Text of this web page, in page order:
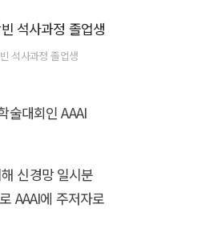
석사과정 졸업생
술대회인 AAAI
신경망 일시분
AAAI에 주저자로